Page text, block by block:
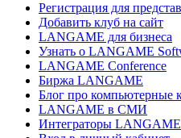
Регистрация для
Добавить клуб на сайт
LANGAME для бизнеса
Узнать о LANGAME
LANGAME Conference
Биржа LANGAME
Блог про компьютерные
LANGAME в СМИ
Интеграторы